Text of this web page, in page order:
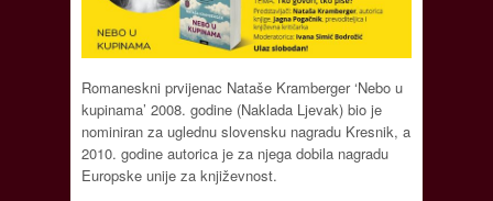
Romaneskni prvijenac Nataše Kramberger ‘Nebo u
kupinama’ 2008. godine (Naklada Ljevak) bio je
nominiran za uglednu slovensku nagradu Kresnik, a
2010. godine autorica je za njega dobila nagradu
Europske unije za književnost.